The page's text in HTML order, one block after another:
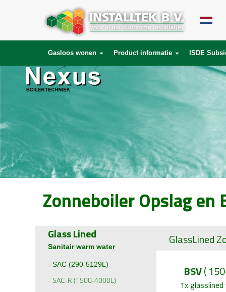
Gasloos wonen Product informatie ISDE
Zonneboiler Opslag
Glass Lined
Sanitair warm water
- SAC (290-5129L)
- SAC-R (1500-4000L)
GlassLined
BSV(
1x glasslined